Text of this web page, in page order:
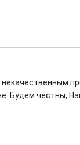
Будем честны,